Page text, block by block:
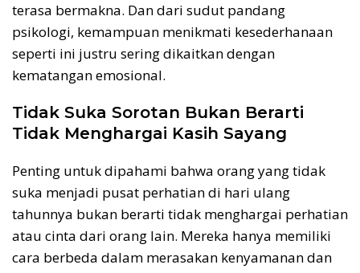
terasa bermakna. Dan dari sudut pandang
psikologi, kemampuan menikmati kesederhanaan
seperti ini justru sering dikaitkan dengan
kematangan emosional.
Tidak Suka Sorotan Bukan Berarti
Tidak Menghargai Kasih Sayang
Penting untuk dipahami bahwa orang yang tidak
suka menjadi pusat perhatian di hari ulang
tahunnya bukan berarti tidak menghargai perhatian
atau cinta dari orang lain. Mereka hanya memiliki
cara berbeda dalam merasakan kenyamanan dan